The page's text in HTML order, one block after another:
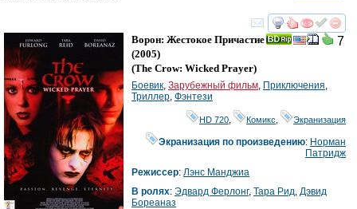
смотреть
7
Ворон: Жестокое Причастие
(2005)
(The Crow: Wicked Prayer)
Боевик, Зарубежный фильм, Приключения,
Триллер, Фэнтези
HD 720 Комикс Экранизация
Экранизация по произведению: Норман
Патридж
Режиссер: Лэнс Манджиа
В ролях: Эдвард Ферлонг, Тара Рид, Дэвид
Бореаназ